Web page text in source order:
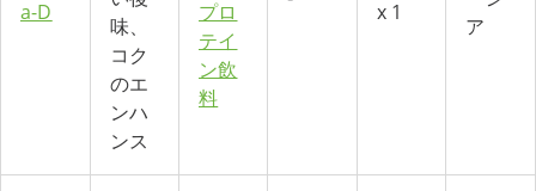
a-D
味、
コク
のエ
ンハ
ンス
プロ
テイ
ン飲
料
x 1
ア